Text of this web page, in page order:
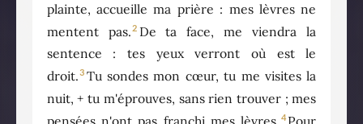
plainte, accueille ma prière : mes lèvres ne
mentent pas.2 De ta face, me viendra la
sentence : tes yeux verront où est le
droit.3 Tu sondes mon cœur, tu me visites la
nuit, + tu m'éprouves, sans rien trouver ; mes
pensées n'ont pas franchi mes lèvres. 4 Pour